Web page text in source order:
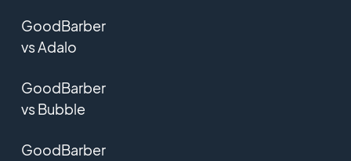
GoodBarber
vs Adalo
GoodBarber
vs Bubble
GoodBarber